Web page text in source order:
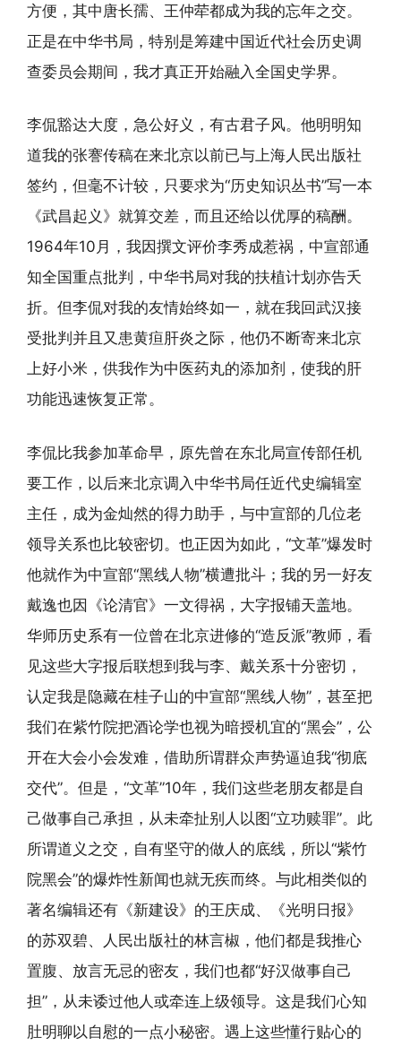
方便，其中唐长孺、王仲荦都成为我的忘年之交。
正是在中华书局，特别是筹建中国近代社会历史调
查委员会期间，我才真正开始融入全国史学界。
李侃豁达大度，急公好义，有古君子风。他明明知
道我的张謇传稿在来北京以前已与上海人民出版社
签约，但毫不计较，只要求为“历史知识丛书”写一本
《武昌起义》就算交差，而且还给以优厚的稿酬。
1964年10月，我因撰文评价李秀成惹祸，中宣部通
知全国重点批判，中华书局对我的扶植计划亦告夭
折。但李侃对我的友情始终如一，就在我回武汉接
受批判并且又患黄疸肝炎之际，他仍不断寄来北京
上好小米，供我作为中医药丸的添加剂，使我的肝
功能迅速恢复正常。
李侃比我参加革命早，原先曾在东北局宣传部任机
要工作，以后来北京调入中华书局任近代史编辑室
主任，成为金灿然的得力助手，与中宣部的几位老
领导关系也比较密切。也正因为如此，“文革”爆发时
他就作为中宣部“黑线人物”横遭批斗；我的另一好友
戴逸也因《论清官》一文得祸，大字报铺天盖地。
华师历史系有一位曾在北京进修的“造反派”教师，看
见这些大字报后联想到我与李、戴关系十分密切，
认定我是隐藏在桂子山的中宣部“黑线人物”，甚至把
我们在紫竹院把酒论学也视为暗授机宜的“黑会”，公
开在大会小会发难，借助所谓群众声势逼迫我“彻底
交代”。但是，“文革”10年，我们这些老朋友都是自
己做事自己承担，从未牵扯别人以图“立功赎罪”。此
所谓道义之交，自有坚守的做人的底线，所以“紫竹
院黑会”的爆炸性新闻也就无疾而终。与此相类似的
著名编辑还有《新建设》的王庆成、《光明日报》
的苏双碧、人民出版社的林言椒，他们都是我推心
置腹、放言无忌的密友，我们也都“好汉做事自己
担”，从未诿过他人或牵连上级领导。这是我们心知
肚明聊以自慰的一点小秘密。遇上这些懂行贴心的